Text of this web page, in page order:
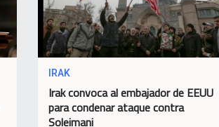
IRAK
Irak convoca al embajador de EEUU
para condenar ataque contra
Soleimani